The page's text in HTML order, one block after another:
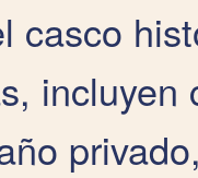
casco